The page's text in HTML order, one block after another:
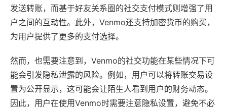
发送转账，而基于好友关系圈的社交支付模式则增强了用
户之间的互动性。此外，Venmo还支持加密货币的购买，
为用户提供了更多的支付选择。
然而，也需要注意到，Venmo的社交功能在某些情况下可
能会引发隐私泄露的风险。例如，用户可以将转账交易设
置为公开显示，这可能会让陌生人看到用户的财务动态。
因此，用户在使用Venmo时需要注意隐私设置，避免不必